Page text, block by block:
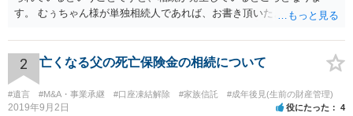
す。 むぅちゃん様が単独相続人であれば、お書き頂いたような方法で
相続人おられるということであれば、他の相続人との協議が必要とな
るところです。 また、当該点とは別にご主人から貸付ではなく贈与で
あると主張される可能性がございます。 その場合には、貸付であるこ
とを伺わせる事情をどれだけ積み重ねることが出来るか、というとこ
ろとなります。 返済の事実や、返済を約束するメール等です。 金額の
2 亡くなる父の死亡保険金の相続について
#遺言 #M&A・事業承継 #口座凍結解除 #家族信託 #成年後見(生前の財産管理)
2019年9月2日 役にたった 4